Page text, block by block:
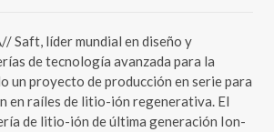
Saft, líder mundial en diseño y
de tecnología avanzada para la
un proyecto de producción en serie para
en raíles de litio-ión regenerativa. El
de litio-ión de última generación Ion-